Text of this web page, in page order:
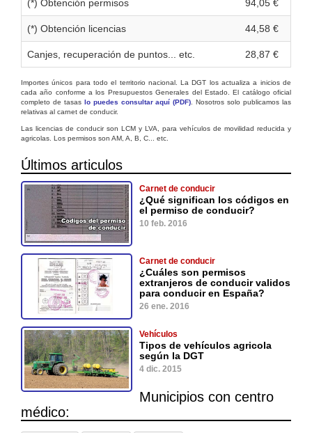
(*) Obtención permisos 94,05 €
(*) Obtención licencias 44,58 €
Canjes, recuperación de puntos... etc. 28,87 €
Importes únicos para todo el territorio nacional. La DGT los actualiza a inicios de
cada año conforme a los Presupuestos Generales del Estado. El catálogo oficial
completo de tasas lo puedes consultar aquí (PDF) . Nosotros solo publicamos las
relativas al carnet de conducir.
Las licencias de conducir son LCM y LVA, para vehículos de movilidad reducida y
agricolas. Los permisos son AM, A, B, C... etc.
Últimos articulos
Carnet de conducir
¿Qué significan los códigos en
el permiso de conducir?
10 feb. 2016
Carnet de conducir
¿Cuáles son permisos
extranjeros de conducir validos
para conducir en España?
26 ene. 2016
Vehículos
Tipos de vehículos agricola
según la DGT
4 dic. 2015
Municipios con centro
médico: